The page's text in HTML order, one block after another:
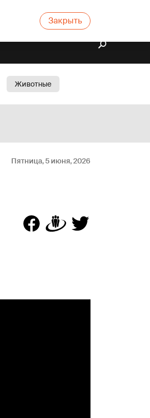
Закрыть
Животные
Пятница, 5 июня, 2026